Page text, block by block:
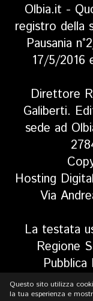
Olbia.it -
registro della
Pausania
17/5/2016
Direttore
Galiberti.
sede ad
Hosting
Via
La testata
Regione
Questo sito utilizza
la tua esperienza e